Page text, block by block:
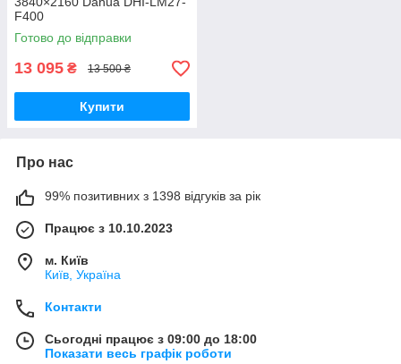
F400
Готово до відправки
13 095 ₴ 13 500 ₴
Купити
Про нас
99% позитивних з 1398 відгуків за рік
Працює з 10.10.2023
м. Київ
Київ, Україна
Контакти
Сьогодні працює з 09:00 до 18:00
Показати весь графік роботи